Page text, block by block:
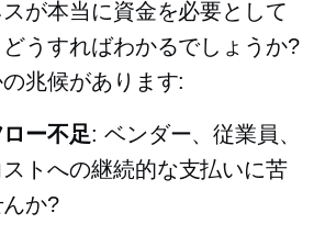
が本当に資金を必要として
うすればわかるでしょうか?
兆候があります:
ー不足: ベンダー、従業員、
トへの継続的な支払いに苦
か?